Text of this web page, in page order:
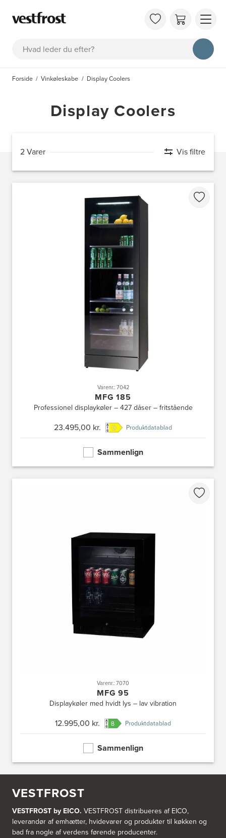
Søg
OM
Forside Vinkøleskabe Display Coolers
Display Coolers
2 Varer Vis filtre
Varenr.: 7042
MFG 185
Professionel displaykøler – 427 dåser – fritstående
23.495,00 kr. Produktdatablad
Sammenlign
Varenr.: 7070
MFG 95
Displaykøler med hvidt lys – lav vibration
12.995,00 kr. Produktdatablad
Sammenlign
VESTFROST
VESTFROST by EICO. VESTFROST distribueres af EICO,
leverandør af emhætter, hvidevarer og produkter til køkken og
bad fra nogle af verdens førende producenter.